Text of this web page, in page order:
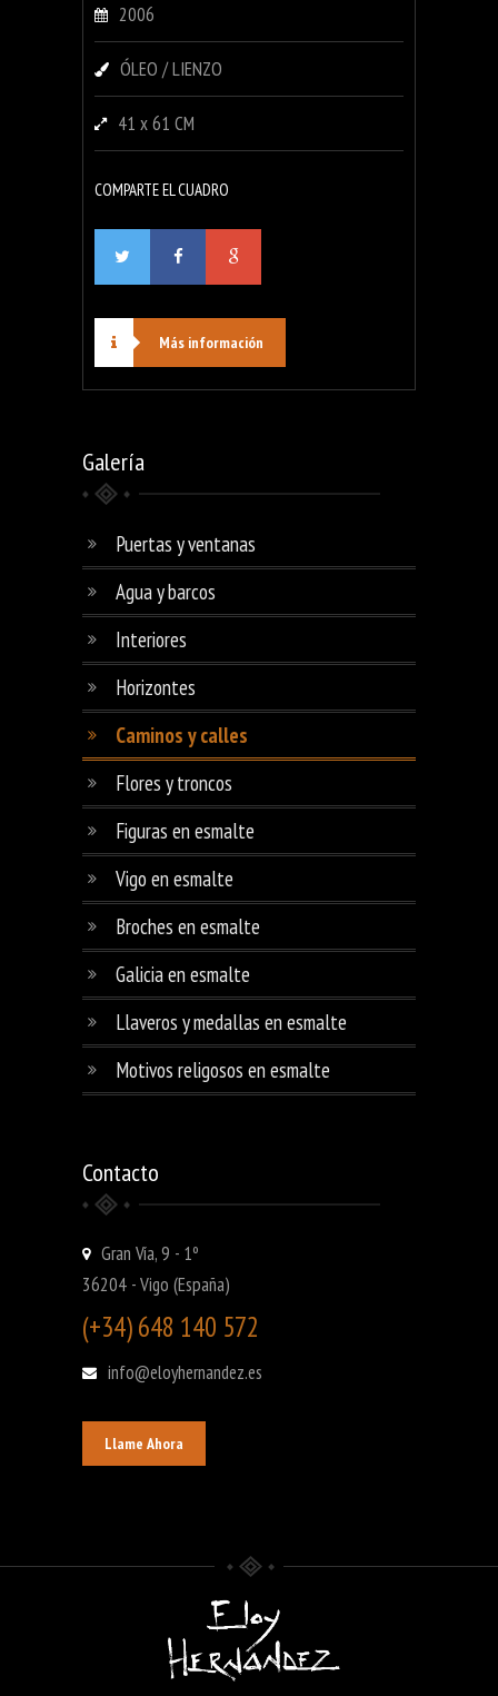
2006
ÓLEO / LIENZO
41 x 61 CM
COMPARTE EL CUADRO
Más información
Galería
Puertas y ventanas
Agua y barcos
Interiores
Horizontes
Caminos y calles
Flores y troncos
Figuras en esmalte
Vigo en esmalte
Broches en esmalte
Galicia en esmalte
Llaveros y medallas en esmalte
Motivos religosos en esmalte
Contacto
Gran Vía, 9 - 1º
36204 - Vigo (España)
(+34) 648 140 572
info@eloyhernandez.es
Llame Ahora